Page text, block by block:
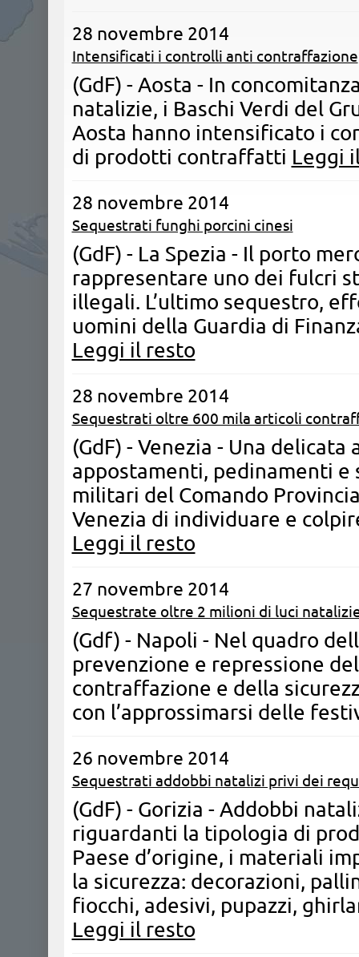
28 novembre 2014
Intensificati i controlli anti contraffazione
(GdF) - Aosta - ​In
natalizie, i Baschi Verdi del
Aosta hanno intensificato i
di prodotti contraffatti Leggi
28 novembre 2014
Sequestrati funghi porcini cinesi
(GdF) - La Spezia - ​Il porto
rappresentare uno dei fulcri
illegali. L’ultimo sequestro,
uomini della Guardia di
Leggi il resto
28 novembre 2014
Sequestrati oltre 600 mila articoli
(GdF) - Venezia - Una
appostamenti, pedinamenti
militari del Comando
Venezia di individuare e
Leggi il resto
27 novembre 2014
Sequestrate oltre 2 milioni di luci
(Gdf) - Napoli - Nel quadro
prevenzione e repressione
contraffazione e della
con l’approssimarsi delle
26 novembre 2014
Sequestrati addobbi natalizi privi dei
(GdF) - Gorizia - Addobbi
riguardanti la tipologia di
Paese d’origine, i materiali
la sicurezza: decorazioni,
fiocchi, adesivi, pupazzi,
Leggi il resto